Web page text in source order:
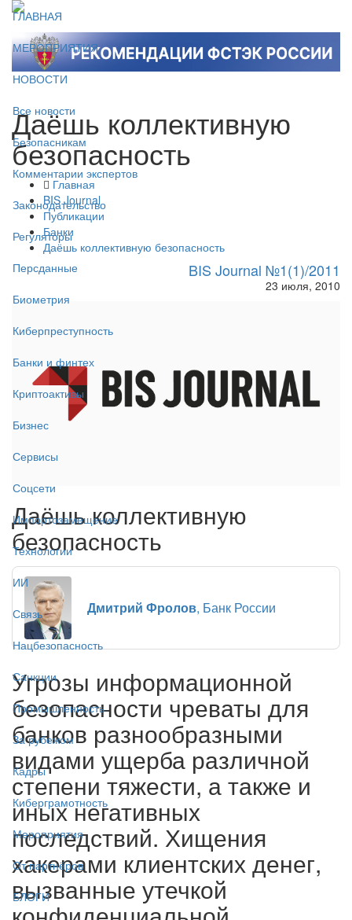
ГЛАВНАЯ
МЕРОПРИЯТИЯ
НОВОСТИ
Все новости
Безопасникам
Комментарии экспертов
Законодательство
Регуляторы
Персданные
Биометрия
Киберпреступность
Банки и финтех
Криптоактивы
Бизнес
Сервисы
Соцсети
Импортозамещение
Технологии
ИИ
Связь
Нацбезопасность
Санкции
Промышленность
За рубежом
Кадры
Киберграмотность
Мероприятия
От партнёров
БЛОГИ
Даёшь коллективную
безопасность
Главная
BIS Journal
Публикации
Банки
Даёшь коллективную безопасность
BIS Journal №1(1)/2011
23 июля, 2010
Даёшь коллективную
безопасность
Дмитрий Фролов, Банк России
Угрозы информационной
безопасности чреваты для
банков разнообразными
видами ущерба различной
степени тяжести, а также и
иных негативных
последствий. Хищения
хакерами клиентских денег,
вызванные утечкой